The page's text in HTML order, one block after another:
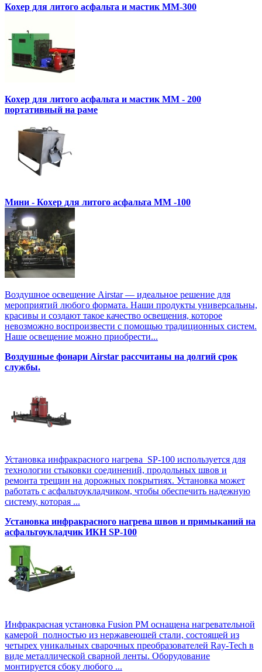
Кохер для литого асфальта и мастик MM-300
Кохер для литого асфальта и мастик MM - 200
портативный на раме
Мини - Кохер для литого асфальта MM -100
Воздушное освещение Airstar — идеальное решение для
мероприятий любого формата. Наши продукты универсальны,
красивы и создают такое качество освещения, которое
невозможно воспроизвести с помощью традиционных систем.
Наше освещение можно приобрести...
Воздушные фонари Airstar рассчитаны на долгий срок
службы.
Установка инфракрасного нагрева SP-100 используется для
технологии стыковки соединений, продольных швов и
ремонта трещин на дорожных покрытиях. Установка может
работать с асфальтоукладчиком, чтобы обеспечить надежную
систему, которая ...
Установка инфракрасного нагрева швов и примыканий на
асфальтоукладчик ИКН SP-100
Инфракрасная установка Fusion PM оснащена нагревательной
камерой полностью из нержавеющей стали, состоящей из
четырех уникальных сварочных преобразователей Ray-Tech в
виде металлической сварной ленты. Оборудование
монтируется сбоку любого ...